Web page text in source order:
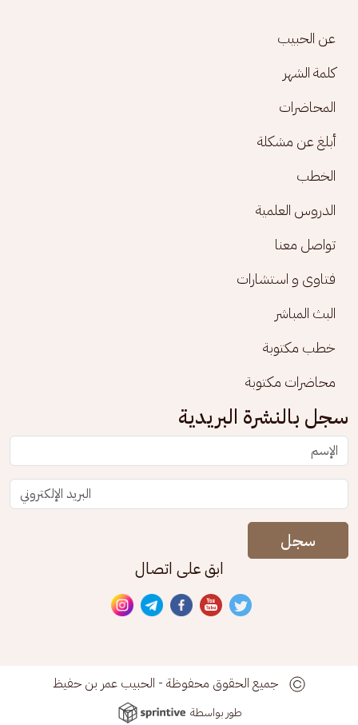
Footer menu
عن الحبيب
كلمة الشهر
المحاضرات
أبلغ عن مشكلة
الخطب
الدروس العلمية
تواصل معنا
فتاوى و استشارات
البث المباشر
خطب مكتوبة
محاضرات مكتوبة
سجل بالنشرة البريدية
سجل
ابق على اتصال
جميع الحقوق محفوظة - الحبيب عمر بن حفيظ
طور بواسطة